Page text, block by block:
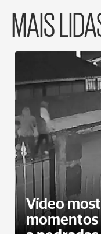
MAIS
Vídeo